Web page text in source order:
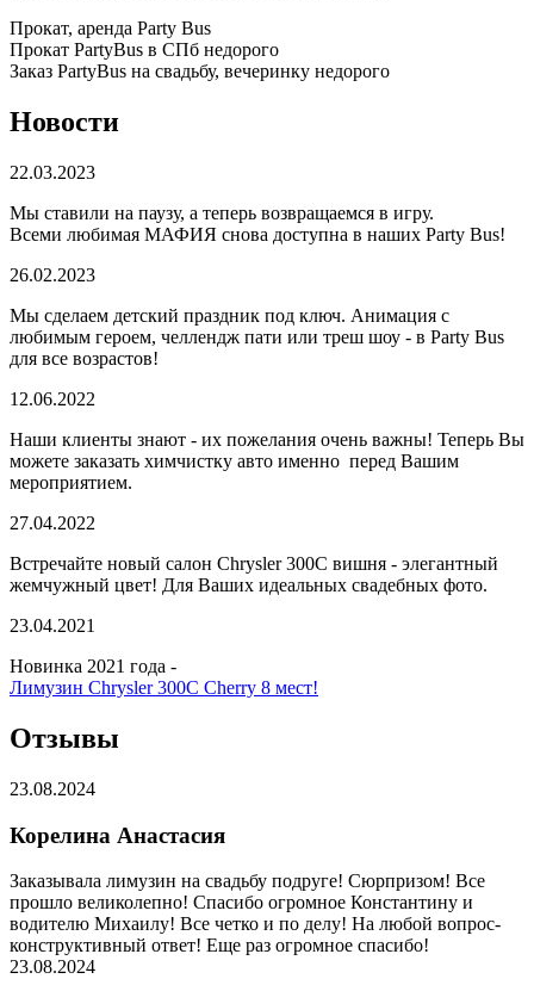
Прокат, аренда Party Bus
Прокат PartyBus в СПб недорого
Заказ PartyBus на свадьбу, вечеринку недорого
Новости
22.03.2023
Мы ставили на паузу, а теперь возвращаемся в игру.
Всеми любимая МАФИЯ снова доступна в наших Party Bus!
26.02.2023
Мы сделаем детский праздник под ключ. Анимация с
любимым героем, челлендж пати или треш шоу - в Party Bus
для все возрастов!
12.06.2022
Наши клиенты знают - их пожелания очень важны! Теперь Вы
можете заказать химчистку авто именно перед Вашим
мероприятием.
27.04.2022
Встречайте новый салон Chrysler 300C вишня - элегантный
жемчужный цвет! Для Ваших идеальных свадебных фото.
23.04.2021
Новинка 2021 года -
Лимузин Chrysler 300C Cherry 8 мест!
Отзывы
23.08.2024
Корелина Анастасия
Заказывала лимузин на свадьбу подруге! Сюрпризом! Все
прошло великолепно! Спасибо огромное Константину и
водителю Михаилу! Все четко и по делу! На любой вопрос-
конструктивный ответ! Еще раз огромное спасибо!
23.08.2024